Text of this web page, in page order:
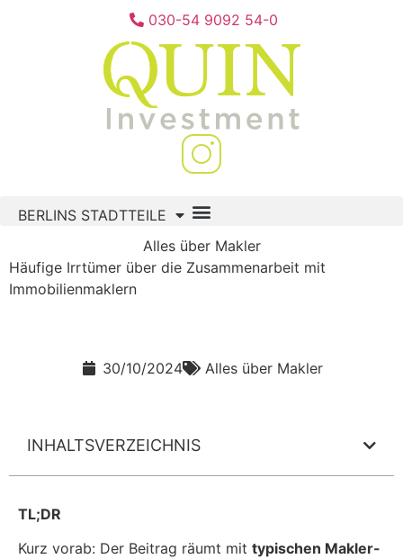
030-54 9092 54-0
BERLINS STADTTEILE
Alles über Makler
Häufige Irrtümer über die Zusammenarbeit mit
Immobilienmaklern
30/10/2024 Alles über Makler
INHALTSVERZEICHNIS
TL;DR
Kurz vorab: Der Beitrag räumt mit typischen Makler-